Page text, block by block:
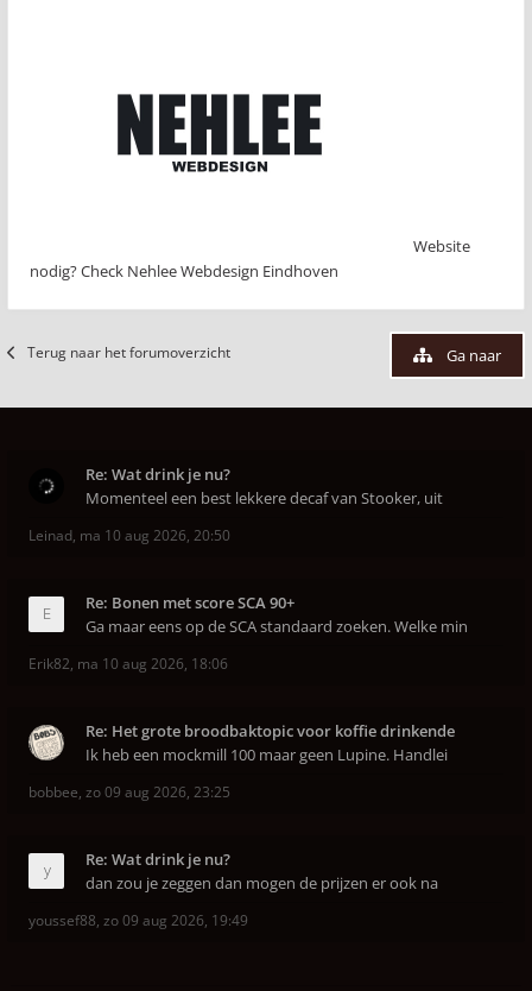
Website
nodig? Check Nehlee Webdesign Eindhoven
Terug naar het forumoverzicht Ga naar
Re: Wat drink je nu?
Momenteel een best lekkere decaf van Stooker, uit
Leinad, ma 10 aug 2026, 20:50
Re: Bonen met score SCA 90+
Ga maar eens op de SCA standaard zoeken. Welke min
Erik82, ma 10 aug 2026, 18:06
Re: Het grote broodbaktopic voor koffie drinkende
Ik heb een mockmill 100 maar geen Lupine. Handlei
bobbee, zo 09 aug 2026, 23:25
Re: Wat drink je nu?
dan zou je zeggen dan mogen de prijzen er ook na
youssef88, zo 09 aug 2026, 19:49